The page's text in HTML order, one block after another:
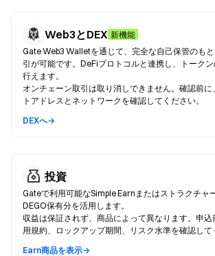
Web3とDEX 新機能
Gate Web3 Walletを通じて、完全な自己保管のも
引が可能です。DeFiプロトコルと連携し、トーク
行えます。
オンチェーン取引は取り消しできません。確認前に
トアドレスとネットワークを確認してください。
DEXへ→
投資
Gateで利用可能なSimple Earnまたはストラクチャ
DEGO保有分を活用します。
収益は保証されず、商品によって異なります。申込
用規約、ロックアップ期間、リスク水準を確認して
Earn商品を表示→